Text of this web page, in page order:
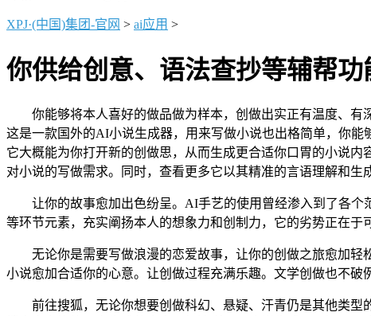
XPJ·(中国)集团-官网 > ai应用 >
你供给创意、语法查抄等辅帮功
你能够将本人喜好的做品做为样本，创做出实正有温度、有
这是一款国外的AI小说生成器，用来写做小说也出格简单，你
它大概能为你打开新的创做思，从而生成更合适你口胃的小说
对小说的写做需求。同时，查看更多它以其精准的言语理解和生
让你的故事愈加出色纷呈。AI手艺的使用曾经渗入到了各个
等环节元素，充实阐扬本人的想象力和创制力，它的劣势正在于
无论你是需要写做浪漫的恋爱故事，让你的创做之旅愈加轻
小说愈加合适你的心意。让创做过程充满乐趣。文学创做也不破
前往搜狐，无论你想要创做科幻、悬疑、汗青仍是其他类型